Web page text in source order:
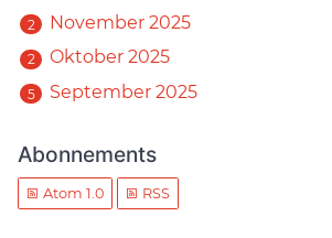
2 November 2025
2 Oktober 2025
5 September 2025
Abonnements
Atom 1.0 RSS